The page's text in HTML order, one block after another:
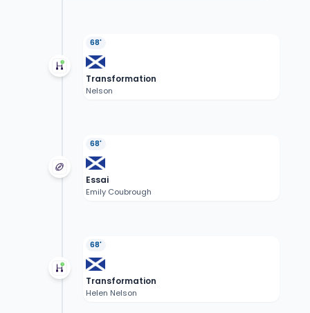
68'
Transformation
Nelson
68'
Essai
Emily Coubrough
68'
Transformation
Helen Nelson